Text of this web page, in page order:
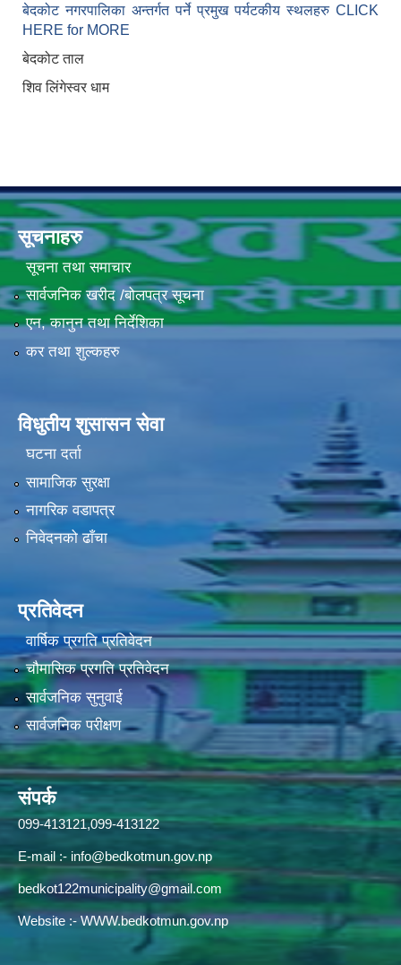
बेदकोट नगरपालिका अन्तर्गत पर्ने प्रमुख पर्यटकीय स्थलहरु CLICK
HERE for MORE
बेदकोट ताल
शिव लिंगेस्वर धाम
सूचनाहरु
सूचना तथा समाचार
सार्वजनिक खरीद /बोलपत्र सूचना
एन, कानुन तथा निर्देशिका
कर तथा शुल्कहरु
विधुतीय शुसासन सेवा
घटना दर्ता
सामाजिक सुरक्षा
नागरिक वडापत्र
निवेदनको ढाँचा
प्रतिवेदन
वार्षिक प्रगति प्रतिवेदन
चौमासिक प्रगति प्रतिवेदन
सार्वजनिक सुनुवाई
सार्वजनिक परीक्षण
संपर्क
099-413121,099-413122
E-mail :- info@bedkotmun.gov.np
bedkot122municipality@gmail.com
Website :- WWW.bedkotmun.gov.np